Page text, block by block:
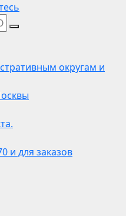
округам и
и для заказов